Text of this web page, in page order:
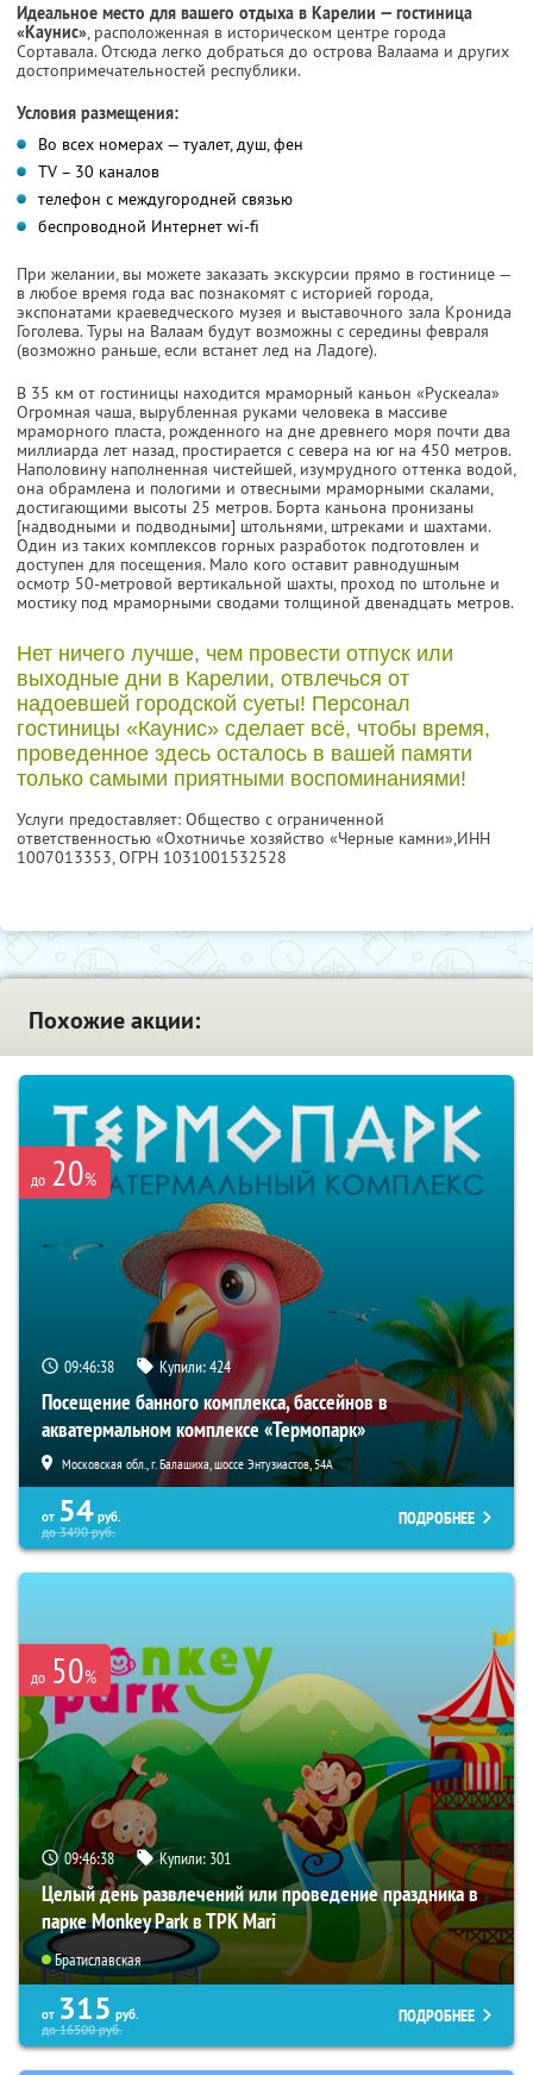
Идеальное место для вашего отдыха в Карелии — гостиница
«Каунис», расположенная в историческом центре города
Сортавала. Отсюда легко добраться до острова Валаама и других
достопримечательностей республики.
Условия размещения:
Во всех номерах — туалет, душ, фен
TV – 30 каналов
телефон с междугородней связью
беспроводной Интернет wi-fi
При желании, вы можете заказать экскурсии прямо в гостинице —
в любое время года вас познакомят с историей города,
экспонатами краеведческого музея и выставочного зала Кронида
Гоголева. Туры на Валаам будут возможны с середины февраля
(возможно раньше, если встанет лед на Ладоге).
В 35 км от гостиницы находится мраморный каньон «Рускеала»
Огромная чаша, вырубленная руками человека в массиве
мраморного пласта, рожденного на дне древнего моря почти два
миллиарда лет назад, простирается с севера на юг на 450 метров.
Наполовину наполненная чистейшей, изумрудного оттенка водой,
она обрамлена и пологими и отвесными мраморными скалами,
достигающими высоты 25 метров. Борта каньона пронизаны
[надводными и подводными] штольнями, штреками и шахтами.
Один из таких комплексов горных разработок подготовлен и
доступен для посещения. Мало кого оставит равнодушным
осмотр 50-метровой вертикальной шахты, проход по штольне и
мостику под мраморными сводами толщиной двенадцать метров.
Нет ничего лучше, чем провести отпуск или
выходные дни в Карелии, отвлечься от
надоевшей городской суеты! Персонал
гостиницы «Каунис» сделает всё, чтобы время,
проведенное здесь осталось в вашей памяти
только самыми приятными воспоминаниями!
Услуги предоставляет: Общество с ограниченной
ответственностью «Охотничье хозяйство «Черные камни»,ИНН
1007013353, ОГРН 1031001532528
Похожие акции:
до 20%
09:46:37 Купили:424
Посещение банного комплекса, бассейнов в
акватермальном комплексе «Термопарк»
Московская обл., г. Балашиха, шоссе Энтузиастов, 54А
от 54 руб.
до3490руб.
ПОДРОБНЕЕ
до 50%
09:46:37 Купили: 301
Целый день развлечений или проведение праздника в
парке Monkey Park в ТРК Mari
Братиславская
от 315 руб.
до16500руб.
ПОДРОБНЕЕ